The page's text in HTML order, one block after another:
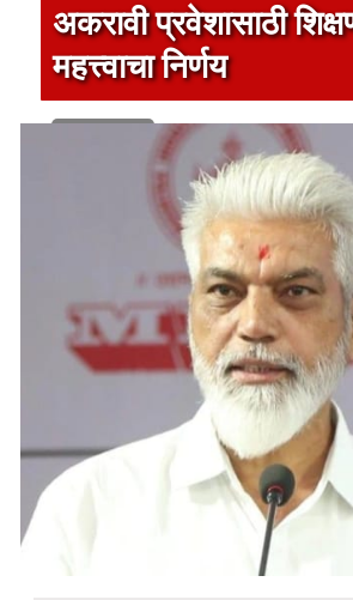
अकरावी प्रवेशासाठी
महत्त्वाचा निर्णय